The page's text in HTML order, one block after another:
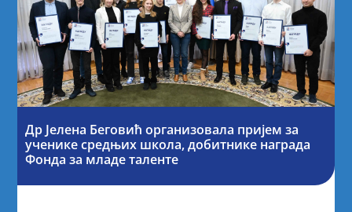
Др Јелена Беговић организовала пријем за
ученике средњих школа, добитнике награда
Фонда за младе таленте